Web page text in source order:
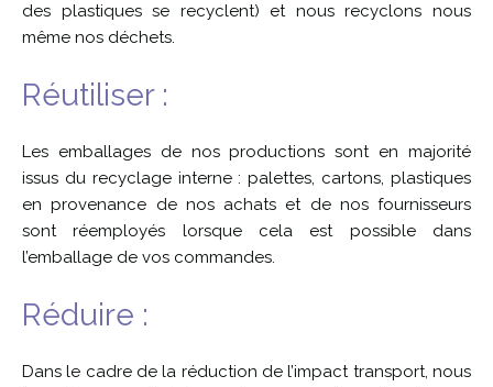
des plastiques se recyclent) et nous recyclons nous
même nos déchets.
Réutiliser :
Les emballages de nos productions sont en majorité
issus du recyclage interne : palettes, cartons, plastiques
en provenance de nos achats et de nos fournisseurs
sont réemployés lorsque cela est possible dans
l’emballage de vos commandes.
Réduire :
Dans le cadre de la réduction de l’impact transport, nous